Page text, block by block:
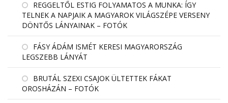
REGGELTŐL ESTIG FOLYAMATOS A MUNKA: ÍGY
TELNEK A NAPJAIK A MAGYAROK VILÁGSZÉPE VERSENY
DÖNTŐS LÁNYAINAK – FOTÓK
FÁSY ÁDÁM ISMÉT KERESI MAGYARORSZÁG
LEGSZEBB LÁNYÁT
BRUTÁL SZEXI CSAJOK ÜLTETTEK FÁKAT
OROSHÁZÁN – FOTÓK